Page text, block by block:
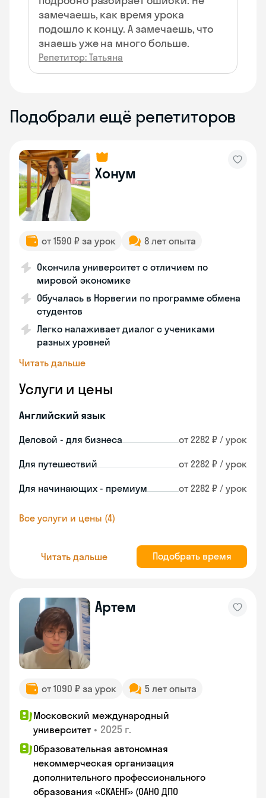
замечаешь, как время урока
подошло к концу. А замечаешь, что
знаешь уже на много больше.
Репетитор: Татьяна
Подобрали ещё репетиторов
Хонум
от 1590 ₽ за урок 8 лет опыта
Окончила университет с отличием по
мировой экономике
Обучалась в Норвегии по программе обмена
студентов
Легко налаживает диалог с учениками
разных уровней
Читать дальше
Услуги и цены
Английский язык
Деловой - для бизнеса от 2282 ₽ / урок
Для путешествий от 2282 ₽ / урок
Для начинающих - премиум от 2282 ₽ / урок
Все услуги и цены (4)
Читать дальше Подобрать время
Артем
от 1090 ₽ за урок 5 лет опыта
Московский международный
университет • 2025 г.
Образовательная автономная
некоммерческая организация
дополнительного профессионального
образования «СКАЕНГ» (ОАНО ДПО